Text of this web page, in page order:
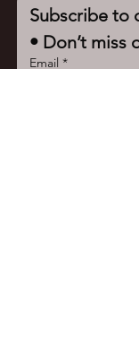
Subscribe to
• Don’t miss
Email *